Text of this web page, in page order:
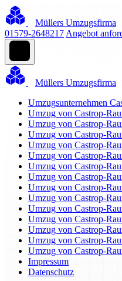
Müllers Umzugsfirma
01579-2648217 Angebot
Müllers Umzugsfirma
Umzugsunternehmen
Umzug von Castrop-
Umzug von Castrop-
Umzug von Castrop-
Umzug von Castrop-
Umzug von Castrop-
Umzug von Castrop-
Umzug von Castrop-
Umzug von Castrop-
Umzug von Castrop-
Umzug von Castrop-
Umzug von Castrop-
Umzug von Castrop-
Umzug von Castrop-
Umzug von Castrop-
Impressum
Datenschutz